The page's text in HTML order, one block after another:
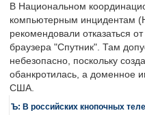
В Национальном
компьютерным инцидентам
рекомендовали отказаться
браузера "Спутник". Там
небезопасно, поскольку
обанкротилась, а доменное
США.
Ъ: В российских кнопочных